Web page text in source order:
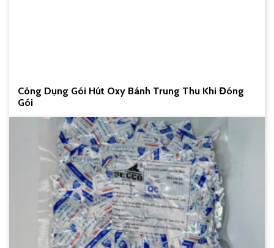
Công Dụng Gói Hút Oxy Bánh Trung Thu Khi Đóng
Gói